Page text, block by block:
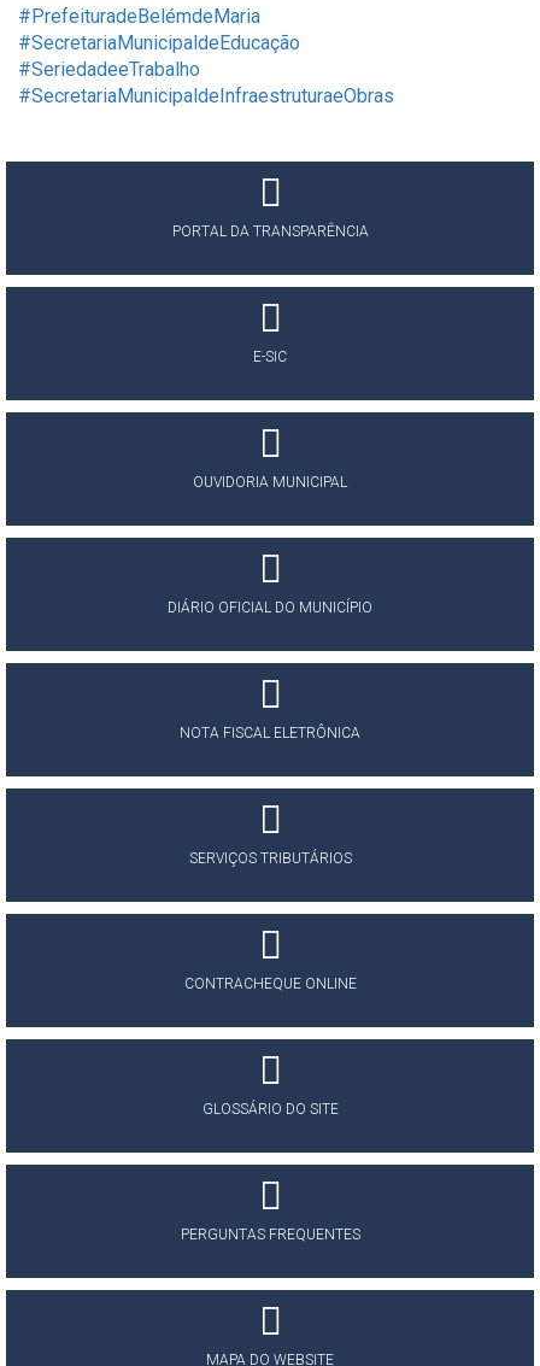
#PrefeituradeBelémdeMaria
#SecretariaMunicipaldeEducação
#SeriedadeeTrabalho
#SecretariaMunicipaldeInfraestruturaeObras
PORTAL DA TRANSPARÊNCIA
E-SIC
OUVIDORIA MUNICIPAL
DIÁRIO OFICIAL DO MUNICÍPIO
NOTA FISCAL ELETRÔNICA
SERVIÇOS TRIBUTÁRIOS
CONTRACHEQUE ONLINE
GLOSSÁRIO DO SITE
PERGUNTAS FREQUENTES
MAPA DO WEBSITE